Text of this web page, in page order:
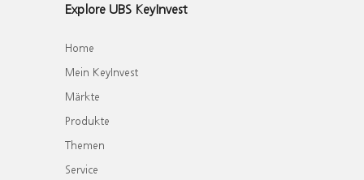
Explore UBS KeyInvest
Home
Mein KeyInvest
Märkte
Produkte
Themen
Service